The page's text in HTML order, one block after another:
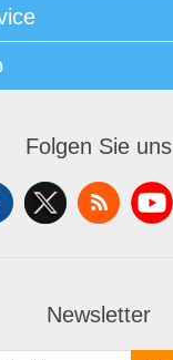
Folgen Sie uns
Newsletter